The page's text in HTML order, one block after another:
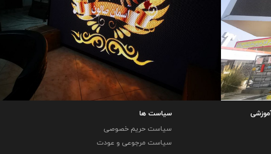
تلویزیون اوتدور (outdoor)
تلویزیون شهری افغانستان قندهار
سیاست ها
سیاست حریم خصوصی
سیاست مرجوعی و عودت